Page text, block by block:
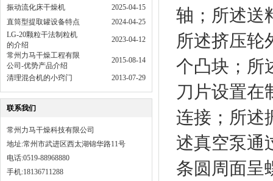
振动流化床干燥机
2025-04-15
直筒型提取罐设备特点
2024-04-25
LG-20颗粒干法制粒机
的介绍
2023-04-12
常州力马干燥工程有限
公司-优势产品介绍
2015-08-14
清理混合机的小窍门 2013-07-29
联系我们
常州力马干燥科技有限公司
地址:常州市武进区西太湖锦华路11号
电话:0519-88968880
手机:18136711288
轴；所述送
所述挤压轮
个凸块；所
刀片设置在
连接；所述
述真空泵通
条圆周面呈